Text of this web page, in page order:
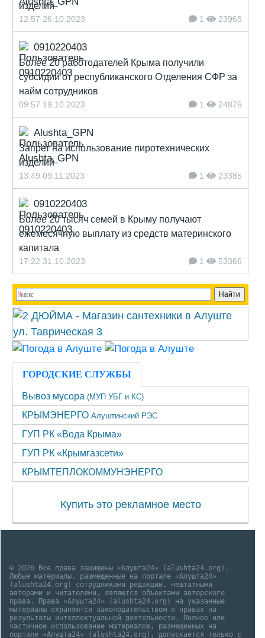
изделий
12:57 26.10.2023 1 23965
0910220403
Более 20 работодателей Крыма получили
субсидии от республиканского Отделения СФР за
найм сотрудников
09:57 19.10.2023 1 24876
Alushta_GPN
Запрет на использование пиротехнических
изделий
13:49 09.11.2023 1 23385
0910220403
Более 20 тысяч семей в Крыму получают
ежемесячную выплату из средств материнского
капитала
17:22 31.10.2023 1 53366
ГОРОДСКИЕ СЛУЖБЫ
Вывоз мусора (МУП УБГ и КС)
КРЫМЭНЕРГО Алуштинский РЭС
ГУП РК «Вода Крыма»
ГУП РК «Крымгазсети»
КРЫМТЕПЛОКОММУНЭНЕРГО
Купить это рекламное место
© 2026 Все права защищены «Алушта24» (alushta24.org).
Любые материалы, размещенные на портале «Алушта24»
(alushta24.org) сотрудниками редакции, нештатными
авторами и читателями, являются объектами авторского
права. Права «Алушта24» (alushta24.org) на указанные
материалы охраняются законодательством о правах на
результаты интеллектуальной деятельности. Полное или
частичное использование материалов, размещенных на
портале «Алушта24» (alushta24.org), допускается только с